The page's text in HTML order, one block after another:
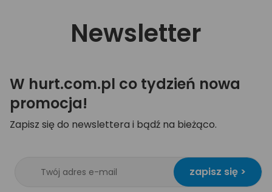
Newsletter
W hurt.com.pl co tydzień nowa
promocja!
Zapisz się do newslettera i bądź na bieżąco.
zapisz się >